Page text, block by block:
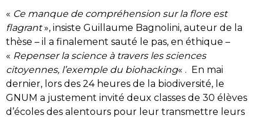
« Ce manque de compréhension sur la flore est
flagrant», insiste Guillaume Bagnolini, auteur de la
thèse – il a finalement sauté le pas, en éthique –
« Repenser la science à travers les sciences
citoyennes, l’exemple du biohacking« . En mai
dernier, lors des 24 heures de la biodiversité, le
GNUM a justement invité deux classes de 30 élèves
d’écoles des alentours pour leur transmettre leurs